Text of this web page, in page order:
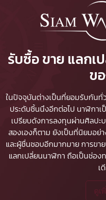
รับซื้อ ขาย แลกเ
ข
ในปัจจุบันต่างเป็นที่ยอมรับกันทั่
ประดับชิ้นนึงอีกต่อไป นาฬิกา
เปรียบดังการลงทุนผ่านศิลปะ
สองเองก็ตาม ยังเป็นที่นิยมอย่
และผู้ชื่นชอบอีกมากมายการขา
แลกเปลี่ยนนาฬิกา ถือเป็นช่อง
เ
ดูเ